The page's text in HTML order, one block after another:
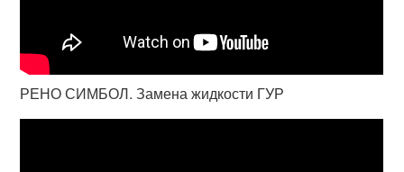
РЕНО СИМБОЛ. Замена жидкости ГУР